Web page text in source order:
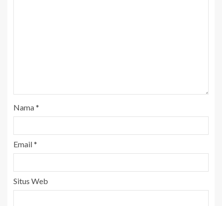
Nama*
Email*
Situs Web